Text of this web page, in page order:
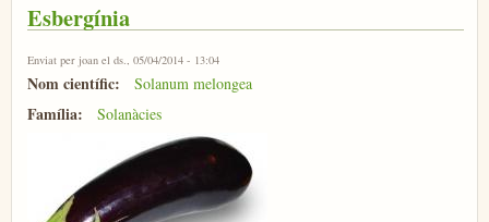
Esbergínia
Enviat per joan el ds., 05/04/2014 - 13:04
Nom científic: Solanum melongea
Família: Solanàcies